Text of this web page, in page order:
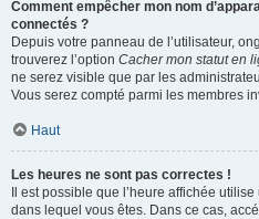
Comment empêcher mon nom
connectés ?
Depuis votre panneau de l’utilisateur,
trouverez l’option Cacher mon statut en
ne serez visible que par les
Vous serez compté parmi les membres
Haut
Les heures ne sont pas correctes !
Il est possible que l’heure affichée
dans lequel vous êtes. Dans ce cas,